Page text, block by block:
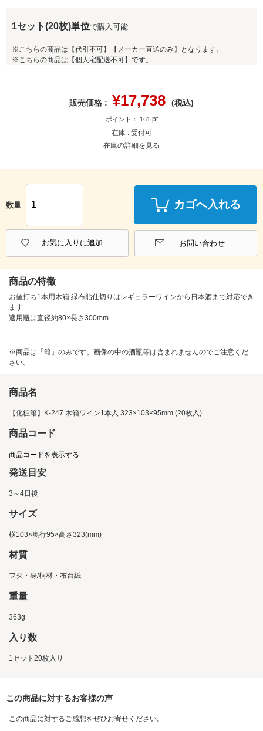
1セット(20枚)単位で購入可能
※こちらの商品は【代引不可】【メーカー直送のみ】となります。
※こちらの商品は【個人宅配送不可】です。
販売価格 : ¥17,738 (税込)
ポイント： 161 pt
在庫 : 受付可
在庫の詳細を見る
数量 カゴへ入れる
お気に入りに追加 お問い合わせ
商品の特徴
お値打ち1本用木箱 緑布貼仕切りはレギュラーワインから日本酒まで対応でき
ます
適用瓶は直径約80×長さ300mm
※商品は「箱」のみです。画像の中の酒瓶等は含まれませんのでご注意くだ
さい。
商品名
【化粧箱】K-247 木箱ワイン1本入 323×103×95mm (20枚入)
商品コード
商品コードを表示する
発送目安
3～4日後
サイズ
横103×奥行95×高さ323(mm)
材質
フタ・身/桐材・布台紙
重量
363g
入り数
1セット20枚入り
この商品に対するお客様の声
この商品に対するご感想をぜひお寄せください。